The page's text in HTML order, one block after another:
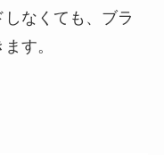
なくても、ブラ
す。